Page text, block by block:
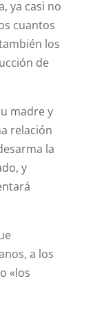
ya casi no
cuantos
los
de
madre y
relación
la
y
a los
«los